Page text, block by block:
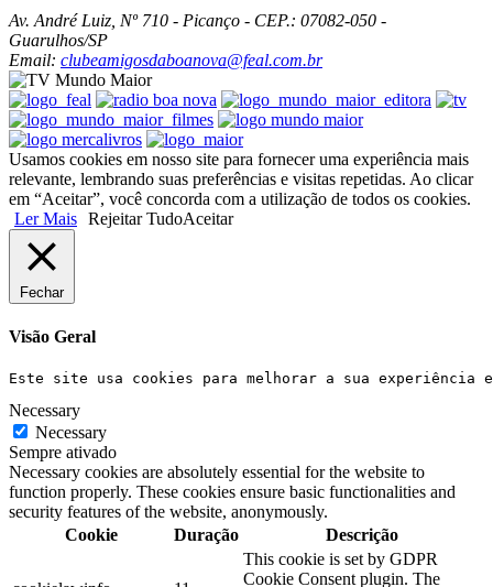
Av. André Luiz, Nº 710 - Picanço - CEP.: 07082-050 -
Guarulhos/SP
Email: clubeamigosdaboanova@feal.com.br
Usamos cookies em nosso site para fornecer uma experiência mais
relevante, lembrando suas preferências e visitas repetidas. Ao clicar
em “Aceitar”, você concorda com a utilização de todos os cookies.
Ler Mais Rejeitar TudoAceitar
Fechar
Visão Geral
Este site usa cookies para melhorar a sua experiência
Necessary
Necessary
Sempre ativado
Necessary cookies are absolutely essential for the website to
function properly. These cookies ensure basic functionalities and
security features of the website, anonymously.
Cookie
Duração Descrição
This cookie is set by GDPR
Cookie Consent plugin. The